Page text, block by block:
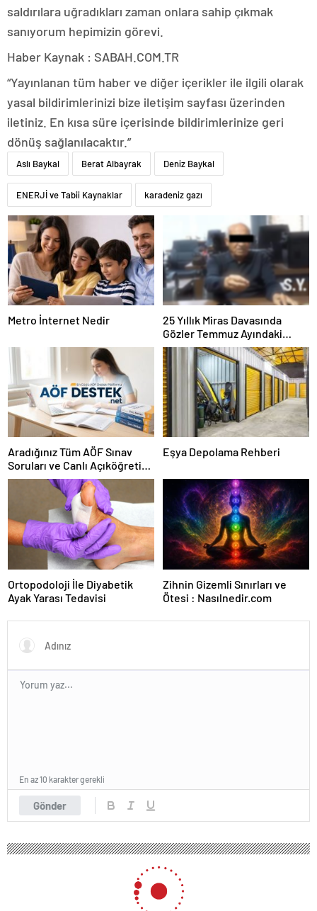
saldırılara uğradıkları zaman onlara sahip çıkmak
sanıyorum hepimizin görevi.
Haber Kaynak : SABAH.COM.TR
“Yayınlanan tüm haber ve diğer içerikler ile ilgili olarak
yasal bildirimlerinizi bize iletişim sayfası üzerinden
iletiniz. En kısa süre içerisinde bildirimlerinize geri
dönüş sağlanılacaktır.”
Aslı Baykal Berat Albayrak Deniz Baykal
ENERJİ ve Tabii Kaynaklar karadeniz gazı
Metro İnternet Nedir
25 Yıllık Miras Davasında
Gözler Temmuz Ayındaki
Karar Duruşmasına Çevrildi
Aradığınız Tüm AÖF Sınav
Soruları ve Canlı Açıköğretim
Forumu Burada
Eşya Depolama Rehberi
Ortopodoloji İle Diyabetik
Ayak Yarası Tedavisi
Zihnin Gizemli Sınırları ve
Ötesi : Nasılnedir.com
Gönder
En az 10 karakter gerekli